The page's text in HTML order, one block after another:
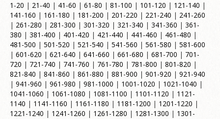
1-20 | 21-40 | 41-60 | 61-80 | 81-100 | 101-120 | 121-140 |
141-160 | 161-180 | 181-200 | 201-220 | 221-240 | 241-260
| 261-280 | 281-300 | 301-320 | 321-340 | 341-360 | 361-
380 | 381-400 | 401-420 | 421-440 | 441-460 | 461-480 |
481-500 | 501-520 | 521-540 | 541-560 | 561-580 | 581-600
| 601-620 | 621-640 | 641-660 | 661-680 | 681-700 | 701-
720 | 721-740 | 741-760 | 761-780 | 781-800 | 801-820 |
821-840 | 841-860 | 861-880 | 881-900 | 901-920 | 921-940
| 941-960 | 961-980 | 981-1000 | 1001-1020 | 1021-1040 |
1041-1060 | 1061-1080 | 1081-1100 | 1101-1120 | 1121-
1140 | 1141-1160 | 1161-1180 | 1181-1200 | 1201-1220 |
1221-1240 | 1241-1260 | 1261-1280 | 1281-1300 | 1301-